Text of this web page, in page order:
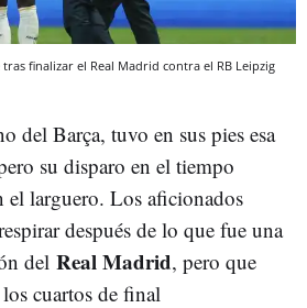
finalizar el Real Madrid contra el RB Leipzig
del Barça, tuvo en sus pies esa
su disparo en el tiempo
el larguero. Los aficionados
después de lo que fue una
del Real Madrid, pero que
cuartos de final